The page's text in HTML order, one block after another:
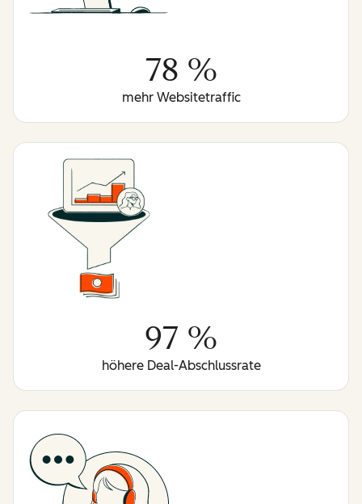
78 %
mehr Websitetraffic
97 %
höhere Deal-Abschlussrate